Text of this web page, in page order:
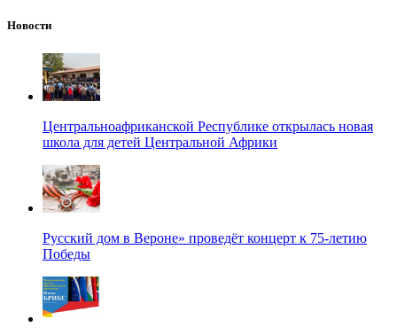
Новости
Центральноафриканской Республике открылась новая
школа для детей Центральной Африки
Русский дом в Вероне» проведёт концерт к 75-летию
Победы